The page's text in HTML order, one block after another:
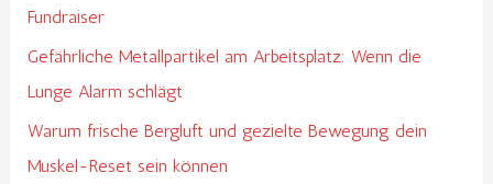
Fundraiser
Gefährliche Metallpartikel am Arbeitsplatz: Wenn die
Lunge Alarm schlägt
Warum frische Bergluft und gezielte Bewegung dein
Muskel-Reset sein können